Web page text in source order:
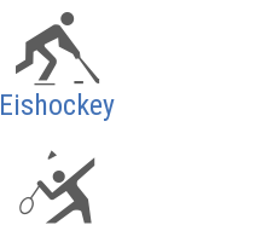
Eishockey